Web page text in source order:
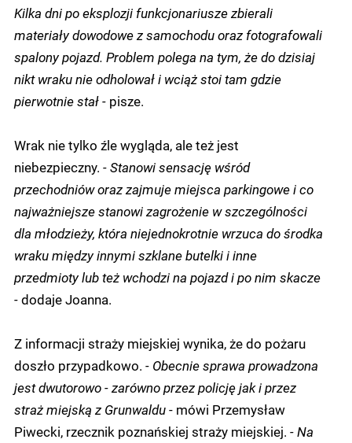
Kilka dni po eksplozji funkcjonariusze zbierali
materiały dowodowe z samochodu oraz fotografowali
spalony pojazd. Problem polega na tym, że do dzisiaj
nikt wraku nie odholował i wciąż stoi tam gdzie
pierwotnie stał - pisze.
Wrak nie tylko źle wygląda, ale też jest
niebezpieczny. - Stanowi sensację wśród
przechodniów oraz zajmuje miejsca parkingowe i co
najważniejsze stanowi zagrożenie w szczególności
dla młodzieży, która niejednokrotnie wrzuca do środka
wraku między innymi szklane butelki i inne
przedmioty lub też wchodzi na pojazd i po nim skacze
-dodaje Joanna.
Z informacji straży miejskiej wynika, że do pożaru
doszło przypadkowo. - Obecnie sprawa prowadzona
jest dwutorowo - zarówno przez policję jak i przez
straż miejską z Grunwaldu- mówi Przemysław
Piwecki, rzecznik poznańskiej straży miejskiej. - Na